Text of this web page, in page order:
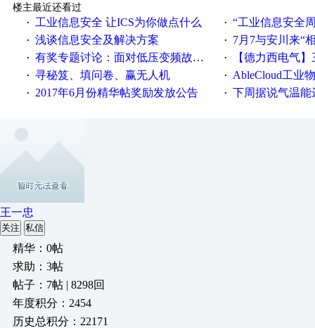
楼主最近还看过
·
工业信息安全 让ICS为你做点什么 · “工业信息安全周之我见”
· 浅谈信息安全及解决方案 · 7月7与安川来“
· 有奖专题讨论：面对低压变频故障，老手是这样解决的！ · 【德力西电气】三
· 寻秘笈、填问卷、赢无人机 · AbleCloud工业物联
· 2017年6月份精华帖奖励发放公告 · 下周据说气温能
王一忠
关注 私信
精华：0帖
求助：3帖
帖子：7帖 | 8298回
年度积分：2454
历史总积分：22171